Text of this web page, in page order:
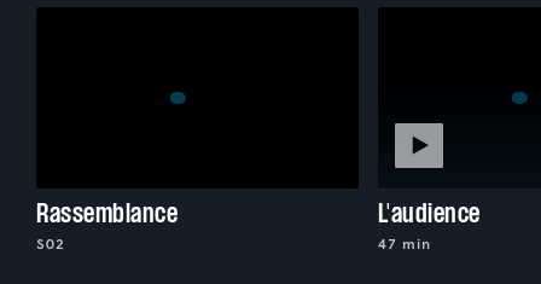
Rassemblance
S02
L'audience
47 min